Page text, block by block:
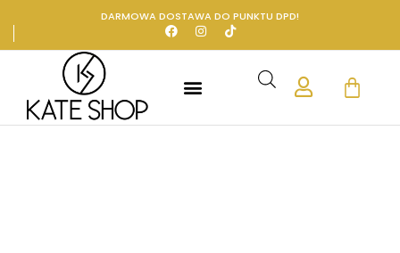
DARMOWA DOSTAWA DO PUNKTU DPD!